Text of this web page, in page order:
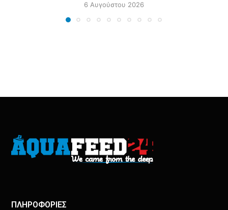
6 Αυγούστου 2026
ΠΛΗΡΟΦΟΡΙΕΣ